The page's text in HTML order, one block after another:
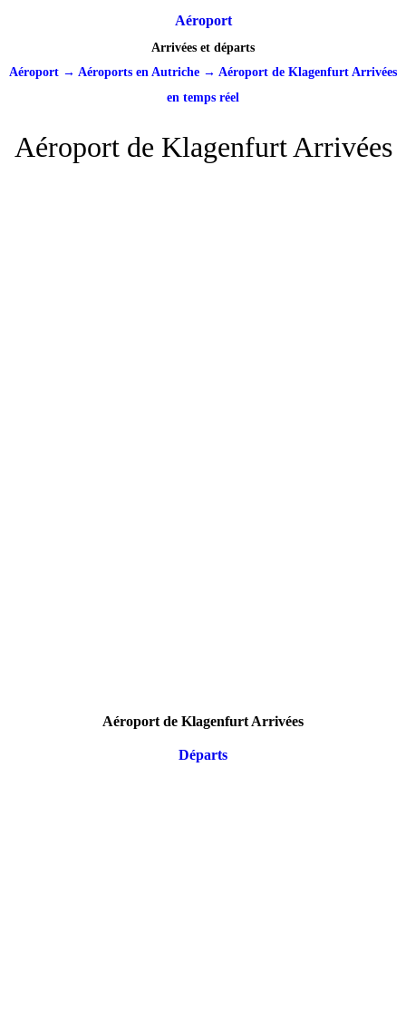
Aéroport
Arrivées et départs
Aéroport → Aéroports en Autriche → Aéroport de Klagenfurt Arrivées
en temps réel
Aéroport de Klagenfurt Arrivées
Aéroport de Klagenfurt Arrivées
Départs